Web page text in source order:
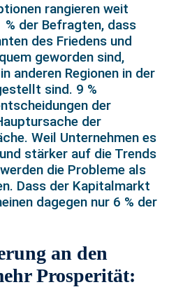
rangieren weit
% der Befragten, dass
des Friedens und
geworden sind,
anderen Regionen in der
sind. 9 %
der
der
Weil Unternehmen es
stärker auf die Trends
die Probleme als
Dass der Kapitalmarkt
dagegen nur 6 % der
an den
Prosperität: